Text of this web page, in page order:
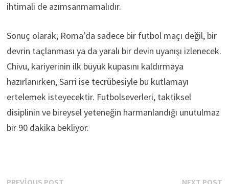
ihtimali de azımsanmamalıdır.
Sonuç olarak; Roma’da sadece bir futbol maçı değil, bir
devrin taçlanması ya da yaralı bir devin uyanışı izlenecek.
Chivu, kariyerinin ilk büyük kupasını kaldırmaya
hazırlanırken, Sarri ise tecrübesiyle bu kutlamayı
ertelemek isteyecektir. Futbolseverleri, taktiksel
disiplinin ve bireysel yeteneğin harmanlandığı unutulmaz
bir 90 dakika bekliyor.
Previous